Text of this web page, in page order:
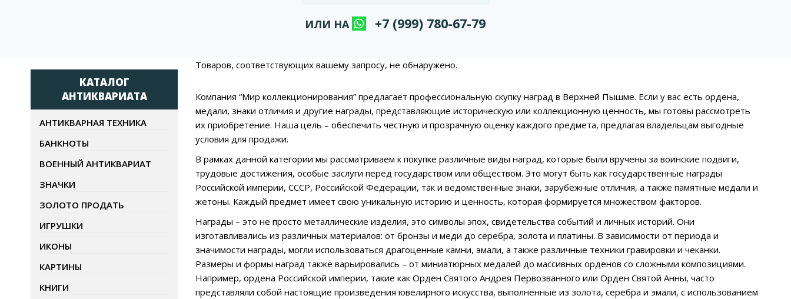
ИЛИ НА +7 (999) 780-67-79
Товаров, соответствующих вашему запросу, не обнаружено.
Компания “Мир коллекционирования” предлагает профессиональную скупку наград в Верхней Пышме. Если у вас есть ордена,
медали, знаки отличия и другие награды, представляющие историческую или коллекционную ценность, мы готовы рассмотреть
их приобретение. Наша цель – обеспечить честную и прозрачную оценку каждого предмета, предлагая владельцам выгодные
условия для продажи.
В рамках данной категории мы рассматриваем к покупке различные виды наград, которые были вручены за воинские подвиги,
трудовые достижения, особые заслуги перед государством или обществом. Это могут быть как государственные награды
Российской империи, СССР, Российской Федерации, так и ведомственные знаки, зарубежные отличия, а также памятные медали и
жетоны. Каждый предмет имеет свою уникальную историю и ценность, которая формируется множеством факторов.
Награды – это не просто металлические изделия, это символы эпох, свидетельства событий и личных историй. Они
изготавливались из различных материалов: от бронзы и меди до серебра, золота и платины. В зависимости от периода и
значимости награды, могли использоваться драгоценные камни, эмали, а также различные техники гравировки и чеканки.
Размеры и формы наград также варьировались – от миниатюрных медалей до массивных орденов со сложными композициями.
Например, ордена Российской империи, такие как Орден Святого Андрея Первозванного или Орден Святой Анны, часто
представляли собой настоящие произведения ювелирного искусства, выполненные из золота, серебра и эмали, с использованием
КАТАЛОГ
АНТИКВАРИАТА
АНТИКВАРНАЯ ТЕХНИКА
БАНКНОТЫ
ВОЕННЫЙ АНТИКВАРИАТ
ЗНАЧКИ
ЗОЛОТО ПРОДАТЬ
ИГРУШКИ
ИКОНЫ
КАРТИНЫ
КНИГИ